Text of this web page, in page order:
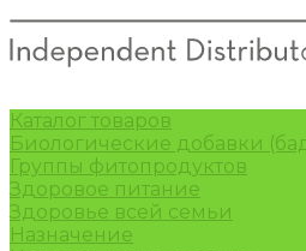
Каталог товаров
Биологические добавки
Группы фитопродуктов
Здоровое питание
Здоровье всей семьи
Назначение